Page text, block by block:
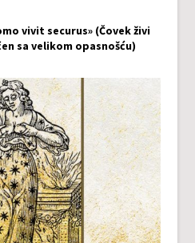
vivit securus» (Čovek živi
sa velikom opasnošću)